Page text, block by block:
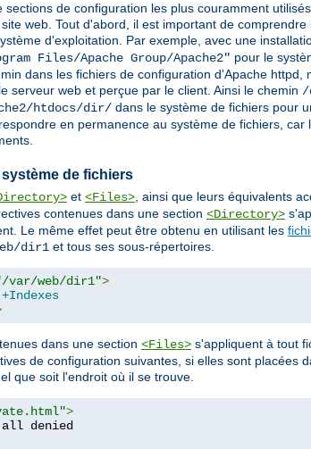
sections de configuration les plus couramment
web. Tout d'abord, il est important de
d'exploitation. Par exemple, avec une
Files/Apache Group/Apache2" pour le
dans les fichiers de configuration d'Apache
serveur web et perçue par le client. Ainsi le chemin /
htdocs/dir/ dans le système de fichiers pour
en permanence au système de fichiers,
de fichiers
et <Files>, ainsi que leurs équivalents
contenues dans une section <Directory>
Le même effet peut être obtenu en utilisant les
dir1 et tous ses sous-répertoires.
var/web/dir1">
+Indexes
dans une section <Files> s'appliquent à tout
de configuration suivantes, si elles sont
que soit l'endroit où il se trouve.
>